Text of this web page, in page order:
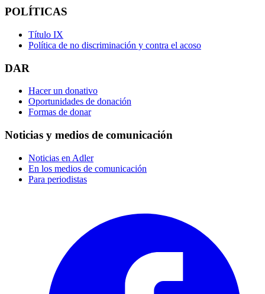
POLÍTICAS
Título IX
Política de no discriminación y contra el acoso
DAR
Hacer un donativo
Oportunidades de donación
Formas de donar
Noticias y medios de comunicación
Noticias en Adler
En los medios de comunicación
Para periodistas